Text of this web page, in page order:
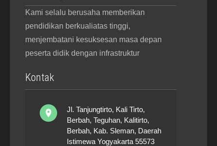
Kami selalu berusaha memberikan
pendidikan berkualiatas tinggi,
menjembatani kesuksesan masa depan
peserta didik dengan infrastruktur
Kontak
Jl. Tanjungtirto, Kali Tirto,
Berbah, Teguhan, Kalitirto,
Berbah, Kab. Sleman, Daerah
Istimewa Yogyakarta 55573